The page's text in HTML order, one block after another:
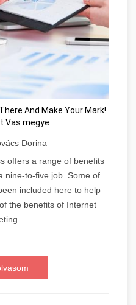
And Make Your Mark!
Vas megye
Dorina
offers a range of benefits
nine-to-five job. Some of
included here to help
the benefits of Internet